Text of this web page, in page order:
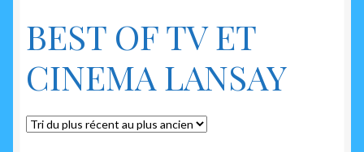
BEST OF TV ET
CINEMA LANSAY